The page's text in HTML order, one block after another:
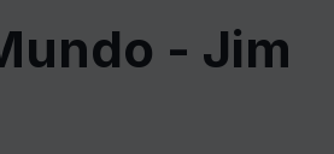
- Jim